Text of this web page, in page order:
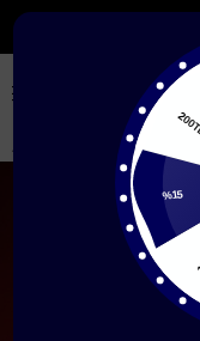
Seçili Yeni
Çanta &